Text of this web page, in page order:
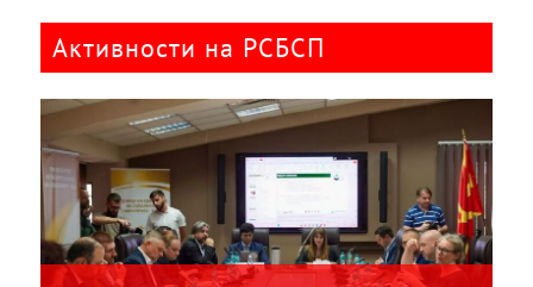
Активности на РСБСП